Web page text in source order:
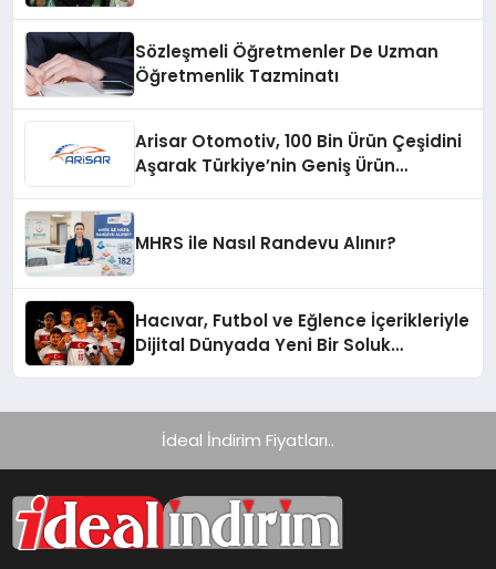
Sözleşmeli Öğretmenler De Uzman
Öğretmenlik Tazminatı
Arisar Otomotiv, 100 Bin Ürün Çeşidini
Aşarak Türkiye’nin Geniş Ürün
MHRS ile Nasıl Randevu Alınır?
Hacıvar, Futbol ve Eğlence İçerikleriyle
Dijital Dünyada Yeni Bir Soluk
İdeal İndirim Fiyatları..